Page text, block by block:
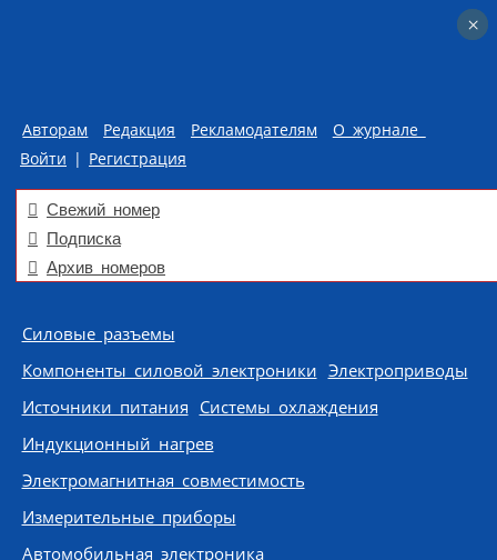
Авторам Редакция Рекламодателям
О журнале
Войти | Регистрация
Свежий номер
Подписка
Архив номеров
Skip to content
Силовые разъемы
Компоненты силовой электроники Электроприводы
Источники питания Системы охлаждения
Индукционный нагрев
Электромагнитная совместимость
Измерительные приборы
Автомобильная электроника
×
×